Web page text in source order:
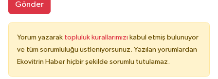
Gönder
Yorum yazarak topluluk kurallarımızı kabul etmiş bulunuyor
ve tüm sorumluluğu üstleniyorsunuz. Yazılan yorumlardan
Ekovitrin Haber hiçbir şekilde sorumlu tutulamaz.